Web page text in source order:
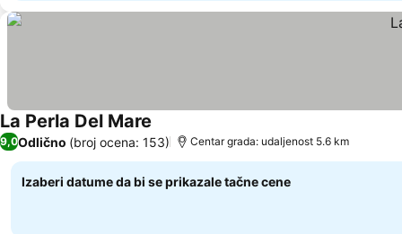
La Perla Del Mare
9,0Odlično (broj ocena: 153) Centar grada: udaljenost 5.6 km
Izaberi datume da bi se prikazale tačne cene